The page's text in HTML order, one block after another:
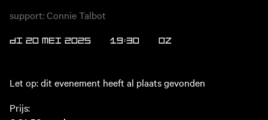
support: Connie Talbot
DI 20 MEI 2025 19:30 OZ
Let op: dit evenement heeft al plaats gevonden
Prijs: